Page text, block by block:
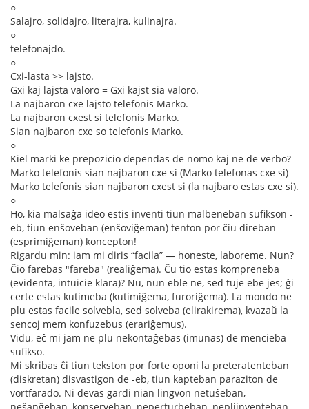
○
Salajro, solidajro, literajra, kulinajra.
○
telefonajdo.
○
Cxi-lasta >> lajsto.
Gxi kaj lajsta valoro = Gxi kajst sia valoro.
La najbaron cxe lajsto telefonis Marko.
La najbaron cxest si telefonis Marko.
Sian najbaron cxe so telefonis Marko.
○
Kiel marki ke prepozicio dependas de nomo kaj ne de verbo?
Marko telefonis sian najbaron cxe si (Marko telefonas cxe si)
Marko telefonis sian najbaron cxest si (la najbaro estas cxe si).
○
Ho, kia malsaĝa ideo estis inventi tiun malbeneban sufikson -
eb, tiun enŝoveban (enŝoviĝeman) tenton por ĉiu direban
(esprimiĝeman) koncepton!
Rigardu min: iam mi diris “facila” — honeste, laboreme. Nun?
Ĉio farebas "fareba" (realiĝema). Ĉu tio estas kompreneba
(evidenta, intuicie klara)? Nu, nun eble ne, sed tuje ebe jes; ĝi
certe estas kutimeba (kutimiĝema, furoriĝema). La mondo ne
plu estas facile solvebla, sed solveba (elirakirema), kvazaŭ la
sencoj mem konfuzebus (erariĝemus).
Vidu, eĉ mi jam ne plu nekontaĝebas (imunas) de mencieba
sufikso.
Mi skribas ĉi tiun tekston por forte oponi la preteratenteban
(diskretan) disvastigon de -eb, tiun kapteban paraziton de
vortfarado. Ni devas gardi nian lingvon netuŝeban,